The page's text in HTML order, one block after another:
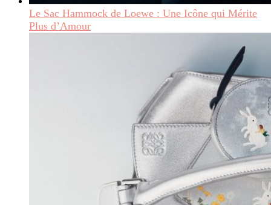
Le Sac Hammock de Loewe : Une Icône qui Mérite
Plus d’Amour